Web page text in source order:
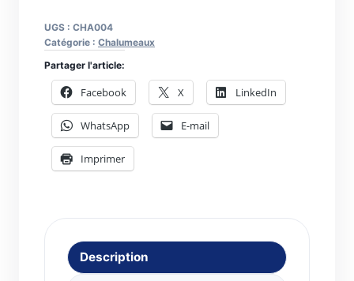
Coupeur
type
HP1
UGS : CHA004
Catégorie : Chalumeaux
Partager l'article:
Facebook X LinkedIn
WhatsApp E-mail
Imprimer
Description